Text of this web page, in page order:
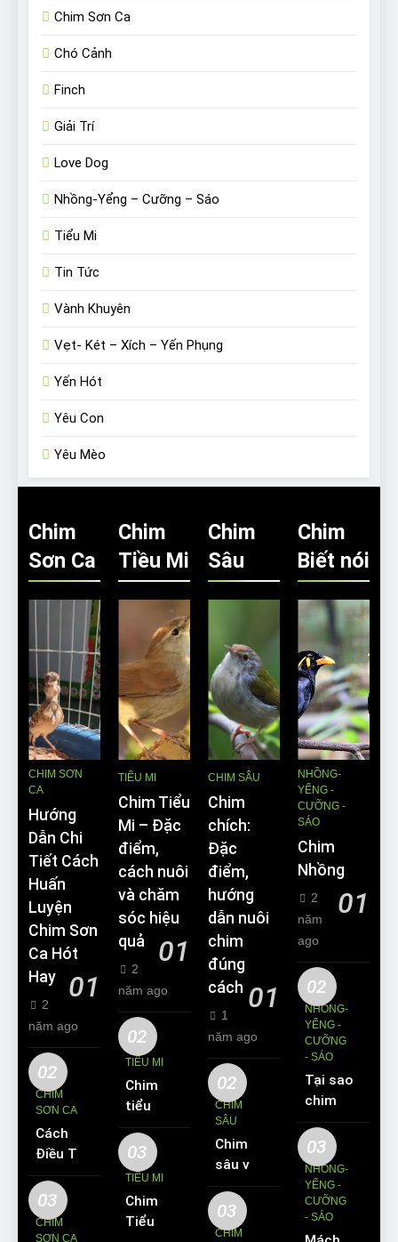
Chim Sơn Ca
Chó Cảnh
Finch
Giải Trí
Love Dog
Nhồng-Yểng – Cưỡng – Sáo
Tiểu Mi
Tin Tức
Vành Khuyên
Vẹt- Két – Xích – Yến Phụng
Yến Hót
Yêu Con
Yêu Mèo
Chim
Sơn Ca
CHIM SƠN
CA
Hướng
Dẫn Chi
Tiết Cách
Huấn
Luyện
Chim Sơn
Ca Hót
Hay
01
2
năm ago
02
CHIM
SƠN CA
Cách
Điều Trị
Hiệu
Quả
Các
Bệnh
03
CHIM
SƠN CA
Chim
Tiều Mi
TIỂU MI
Chim Tiểu
Mi – Đặc
điểm,
cách nuôi
và chăm
sóc hiệu
quả
01
2
năm ago
02
TIỂU MI
Chim
tiểu mi
ăn gì?
Kinh
nghiệm
chim
tiểu mi
03
TIỂU MI
Chim
Tiểu Mi
Chim
Sâu
CHIM SÂU
Chim
chích:
Đặc
điểm,
hướng
dẫn nuôi
chim
đúng
cách 01
1
năm ago
02
CHIM
SÂU
Chim
sâu và
những
thông
tin cơ
03
CHIM
Chim
Biết nói
NHỒNG-
YỂNG -
CƯỠNG -
SÁO
Chim
Nhồng
01
2
năm
ago
02
NHỒNG-
YỂNG -
CƯỠNG
- SÁO
Tại sao
chim
Sáo lại
được
yêu
thích
nuôi
làm thú
03
NHỒNG-
YỂNG -
CƯỠNG
- SÁO